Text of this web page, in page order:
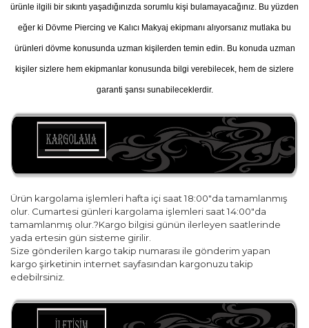
ürünle ilgili bir sıkıntı yaşadığınızda sorumlu kişi bulamayacağınız. Bu yüzden
eğer ki Dövme Piercing ve Kalıcı Makyaj ekipmanı alıyorsanız mutlaka bu
ürünleri dövme konusunda uzman kişilerden temin edin. Bu konuda uzman
kişiler sizlere hem ekipmanlar konusunda bilgi verebilecek, hem de sizlere
garanti şansı sunabileceklerdir.
Ürün kargolama işlemleri hafta içi saat 18:00"da tamamlanmış
olur. Cumartesi günleri kargolama işlemleri saat 14:00"da
tamamlanmış olur.?Kargo bilgisi günün ilerleyen saatlerinde
yada ertesin gün sisteme girilir.
Size gönderilen kargo takip numarası ile gönderim yapan
kargo şirketinin internet sayfasından kargonuzu takip
edebilrsiniz.